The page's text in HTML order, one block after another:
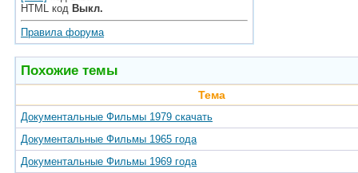
HTML код Выкл.
Правила форума
Похожие темы
Тема
Документальные Фильмы 1979 скачать
Документальные Фильмы 1965 года
Документальные Фильмы 1969 года